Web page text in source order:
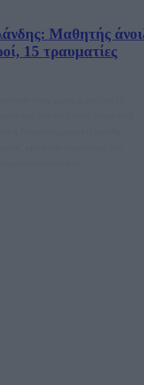
Μαθητής
15 τραυματίες